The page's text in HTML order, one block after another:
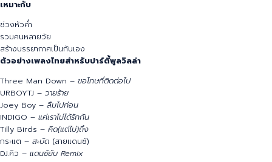
4. เพลงไทยมันๆ (เปิดเมื่อไหร่ คนร้องตามทันที)
แนวที่ “กันตาย” ที่สุด
ไม่ว่าปาร์ตี้จะเงียบแค่ไหน เพลงไทยช่วยได้เสมอ
เหมาะกับ
ช่วงหัวค่ำ
รวมคนหลายวัย
สร้างบรรยากาศเป็นกันเอง
ตัวอย่างเพลงไทยสำหรับปาร์ตี้พูลวิลล่า
Three Man Down –ขอโทษที่ติดต่อไป
URBOYTJ –วายร้าย
Joey Boy –ลืมไปก่อน